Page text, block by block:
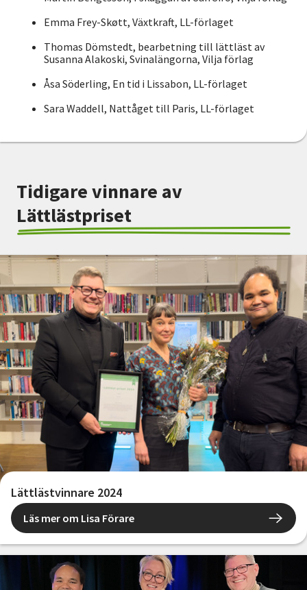
Emma Frey-Skøtt, Växtkraft, LL-förlaget
Thomas Dömstedt, bearbetning till lättläst av
Susanna Alakoski, Svinalängorna, Vilja förlag
Åsa Söderling, En tid i Lissabon, LL-förlaget
Sara Waddell, Nattåget till Paris, LL-förlaget
Tidigare vinnare av
Lättlästpriset
Lättlästvinnare 2024
Läs mer om Lisa Förare